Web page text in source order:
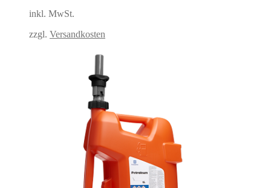
inkl. MwSt.
zzgl. Versandkosten